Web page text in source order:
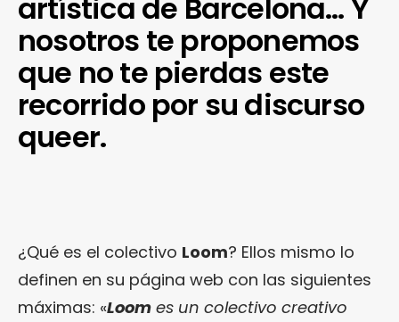
artística de Barcelona… Y
nosotros te proponemos
que no te pierdas este
recorrido por su discurso
queer.
¿Qué es el colectivo Loom? Ellos mismo lo
definen en su página web con las siguientes
máximas: «Loom es un colectivo creativo